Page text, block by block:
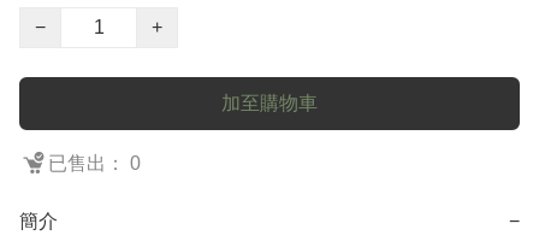
−
+
加至購物車
已售出： 0
簡介 −